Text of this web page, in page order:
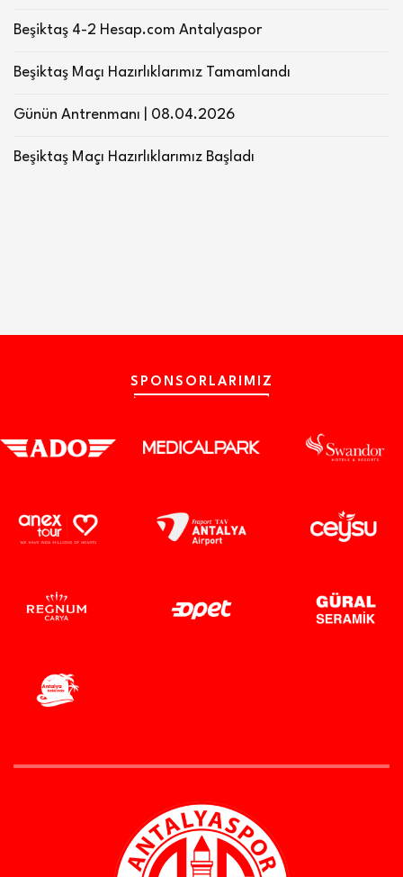
Beşiktaş 4-2 Hesap.com Antalyaspor
Beşiktaş Maçı Hazırlıklarımız Tamamlandı
Günün Antrenmanı | 08.04.2026
Beşiktaş Maçı Hazırlıklarımız Başladı
SPONSORLARIMIZ